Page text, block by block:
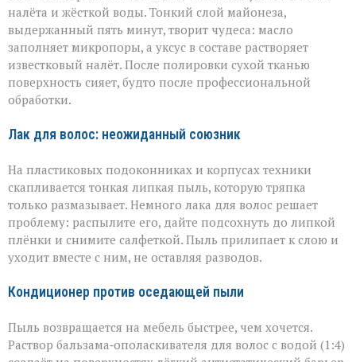
налёта и жёсткой воды. Тонкий слой майонеза,
выдержанный пять минут, творит чудеса: масло
заполняет микропоры, а уксус в составе растворяет
известковый налёт. После полировки сухой тканью
поверхность сияет, будто после профессиональной
обработки.
Лак для волос: неожиданный союзник
На пластиковых подоконниках и корпусах техники
скапливается тонкая липкая пыль, которую тряпка
только размазывает. Немного лака для волос решает
проблему: распылите его, дайте подсохнуть до липкой
плёнки и снимите салфеткой. Пыль прилипает к слою и
уходит вместе с ним, не оставляя разводов.
Кондиционер против оседающей пыли
Пыль возвращается на мебель быстрее, чем хочется.
Раствор бальзама‑ополаскивателя для волос с водой (1:4)